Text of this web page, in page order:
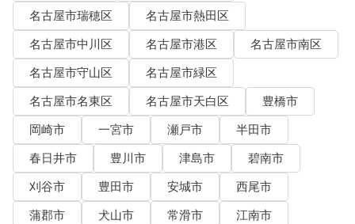
名古屋市瑞穂区
名古屋市熱田区
名古屋市中川区
名古屋市港区
名古屋市南区
名古屋市守山区
名古屋市緑区
名古屋市名東区
名古屋市天白区
豊橋市
岡崎市
一宮市 瀬戸市
半田市
春日井市
豊川市 津島市
碧南市
刈谷市
豊田市 安城市
西尾市
蒲郡市
犬山市 常滑市
江南市